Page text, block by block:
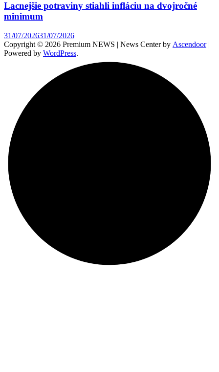
Lacnejšie potraviny stiahli infláciu na dvojročné
minimum
31/07/202631/07/2026
Copyright © 2026 Premium NEWS | News Center by Ascendoor|
Powered by WordPress.